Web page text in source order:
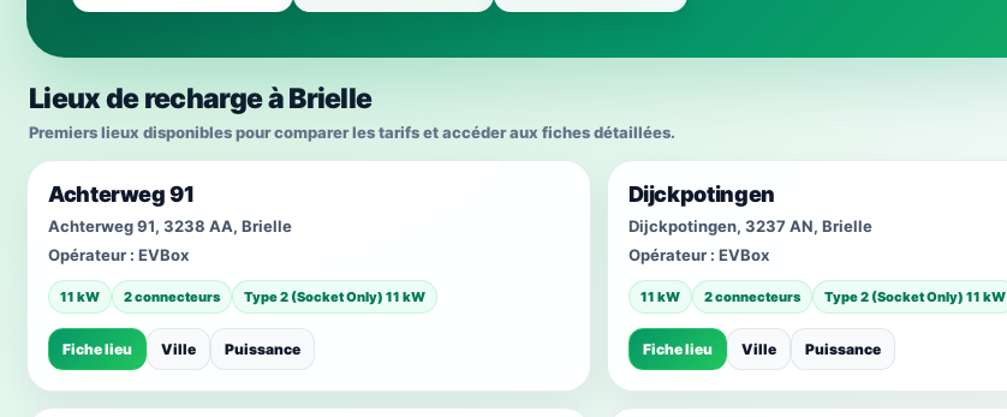
Lieux de recharge à Brielle
Premiers lieux disponibles pour comparer les tarifs et accéder aux fiches détaillées.
Achterweg 91
Achterweg 91, 3238 AA, Brielle
Opérateur : EVBox
11 kW 2 connecteurs Type 2 (Socket Only) 11 kW
Fiche lieu Ville Puissance
Dijckpotingen
Dijckpotingen, 3237 AN, Brielle
Opérateur : EVBox
11 kW 2 connecteurs Type 2 (Socket Only) 11 kW
Fiche lieu Ville Puissance